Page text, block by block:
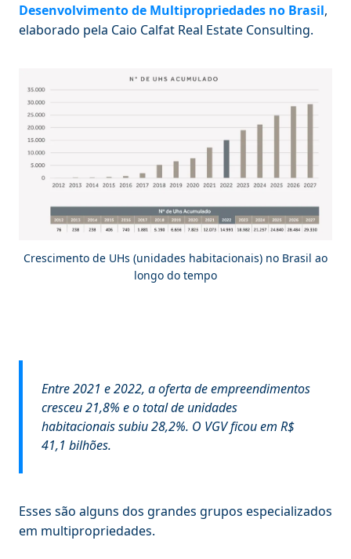
Desenvolvimento de Multipropriedades no Brasil,
elaborado pela Caio Calfat Real Estate Consulting.
Crescimento de UHs (unidades habitacionais) no Brasil ao
longo do tempo
Entre 2021 e 2022, a oferta de empreendimentos
cresceu 21,8% e o total de unidades
habitacionais subiu 28,2%. O VGV ficou em R$
41,1 bilhões.
Esses são alguns dos grandes grupos especializados
em multipropriedades.